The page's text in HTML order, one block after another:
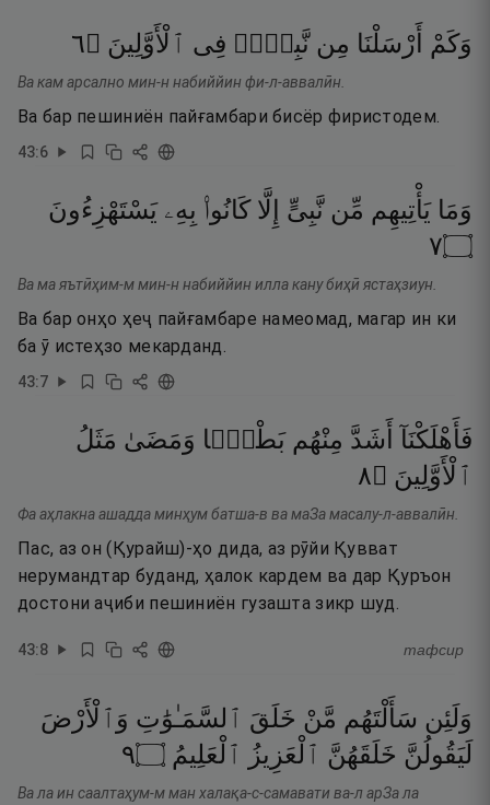
وَكَمْ أَرْسَلْنَا مِن نَّبِىٍّۢ فِى ٱلْأَوَّلِينَ ۝٦
Ва кам арсално мин-н набиййин фи-л-аввалӣн.
Ва бар пешиниён пайғамбари бисёр фиристодем.
43:6
وَمَا يَأْتِيهِم مِّن نَّبِىٍّ إِلَّا كَانُوا۟ بِهِۦ يَسْتَهْزِءُونَ
۝٧
Ва ма яътӣҳим-м мин-н набиййин илла кану биҳӣ ястаҳзиун.
Ва бар онҳо ҳеҷ пайғамбаре намеомад, магар ин ки
ба ӯ истеҳзо мекарданд.
43:7
فَأَهْلَكْنَآ أَشَدَّ مِنْهُم بَطْشًۭا وَمَضَىٰ مَثَلُ
ٱلْأَوَّلِينَ ۝٨
Фа аҳлакна ашадда минҳум батша-в ва маЗа масалу-л-аввалӣн.
Пас, аз он (Қурайш)-ҳо дида, аз рӯйи Қувват
нерумандтар буданд, ҳалок кардем ва дар Қуръон
достони аҷиби пешиниён гузашта зикр шуд.
43:8 тафсир
وَلَئِن سَأَلْتَهُم مَّنْ خَلَقَ ٱلسَّمَـٰوَٰتِ وَٱلْأَرْضَ
لَيَقُولُنَّ خَلَقَهُنَّ ٱلْعَزِيزُ ٱلْعَلِيمُ ۝٩
Ва ла ин саалтаҳум-м ман халақа-с-самавати ва-л арЗа ла